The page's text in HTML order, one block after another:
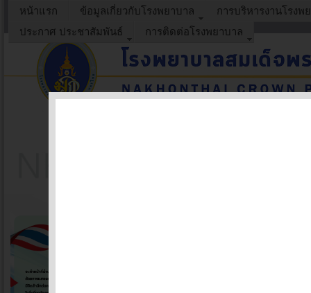
หน้าแรก ข้อมูลเกี่ยวกับโรงพยาบาล
การบริหารงานโรงพ
ประกาศ ประชาสัมพันธ์
การติดต่อโรงพยาบาล